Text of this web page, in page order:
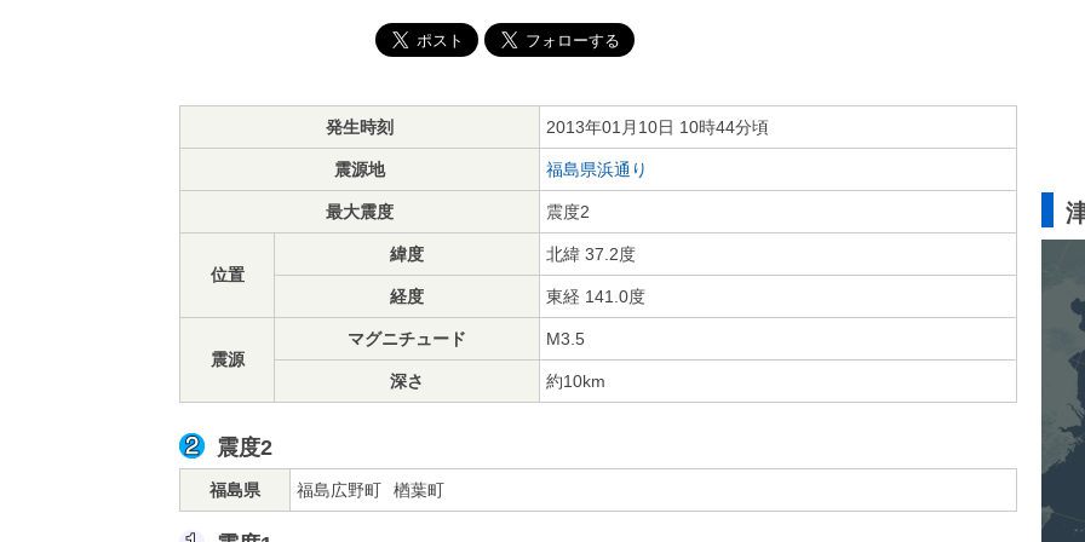
発生時刻 2013年01月10日 10時44分頃
震源地 福島県浜通り
最大震度 震度2
位置
緯度 北緯 37.2度
経度 東経 141.0度
震源
マグニチュード M3.5
深さ 約10km
震度2
福島県 福島広野町 楢葉町